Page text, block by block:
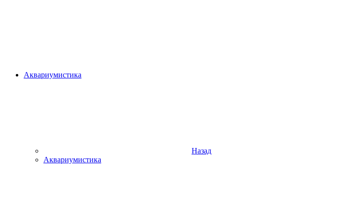
Аквариумистика
Назад
Аквариумистика